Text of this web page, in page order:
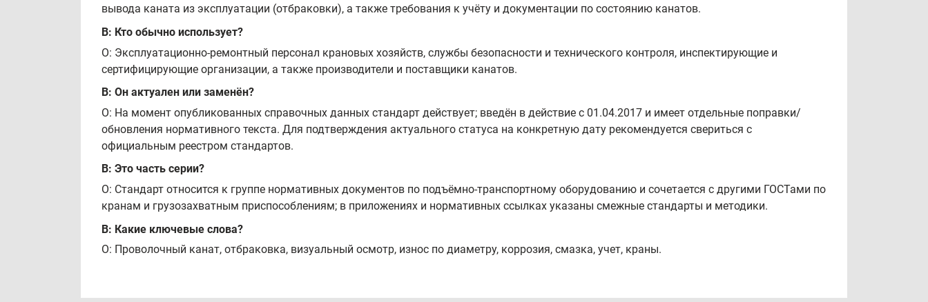
вывода каната из эксплуатации (отбраковки), а также требования к учёту и документации по состоянию канатов.
В: Кто обычно использует?
О: Эксплуатационно‑ремонтный персонал крановых хозяйств, службы безопасности и технического контроля, инспектирующие и
сертифицирующие организации, а также производители и поставщики канатов.
В: Он актуален или заменён?
О: На момент опубликованных справочных данных стандарт действует; введён в действие с 01.04.2017 и имеет отдельные поправки/
обновления нормативного текста. Для подтверждения актуального статуса на конкретную дату рекомендуется свериться с
официальным реестром стандартов.
В: Это часть серии?
О: Стандарт относится к группе нормативных документов по подъёмно‑транспортному оборудованию и сочетается с другими ГОСТами по
кранам и грузозахватным приспособлениям; в приложениях и нормативных ссылках указаны смежные стандарты и методики.
В: Какие ключевые слова?
О: Проволочный канат, отбраковка, визуальный осмотр, износ по диаметру, коррозия, смазка, учет, краны.